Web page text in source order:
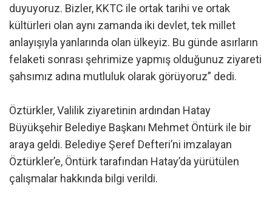
duyuyoruz. Bizler, KKTC ile ortak tarihi ve ortak
kültürleri olan aynı zamanda iki devlet, tek millet
anlayışıyla yanlarında olan ülkeyiz. Bu günde asırların
felaketi sonrası şehrimize yapmış olduğunuz ziyareti
şahsımız adına mutluluk olarak görüyoruz” dedi.
Öztürkler, Valilik ziyaretinin ardından Hatay
Büyükşehir Belediye Başkanı Mehmet Öntürk ile bir
araya geldi. Belediye Şeref Defteri’ni imzalayan
Öztürkler’e, Öntürk tarafından Hatay’da yürütülen
çalışmalar hakkında bilgi verildi.